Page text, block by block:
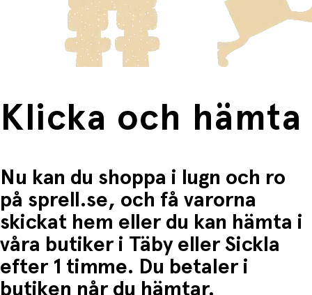
frakten för dessa varor visas i kassan.
Fri frakt när du handlar för mer än 1500:-
Klicka och hämta
Nu kan du shoppa i lugn och ro
på sprell.se, och få varorna
skickat hem eller du kan hämta i
våra butiker i Täby eller Sickla
efter 1 timme. Du betaler i
butiken når du hämtar.